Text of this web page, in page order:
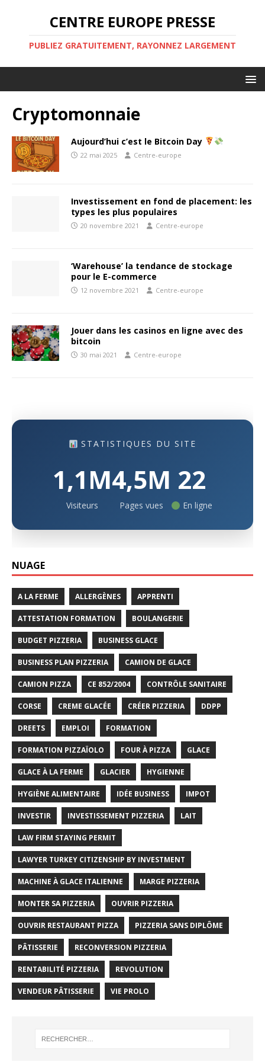
CENTRE EUROPE PRESSE
PUBLIEZ GRATUITEMENT, RAYONNEZ LARGEMENT
Cryptomonnaie
Aujourd’hui c’est le Bitcoin Day
22 mai 2025 Centre-europe
Investissement en fond de placement: les
types les plus populaires
20 novembre 2021 Centre-europe
‘Warehouse’ la tendance de stockage
pour le E-commerce
12 novembre 2021 Centre-europe
Jouer dans les casinos en ligne avec des
bitcoin
30 mai 2021 Centre-europe
STATISTIQUES DU SITE
1,1M
Visiteurs
4,5M
Pages vues
22
En ligne
NUAGE
A LA FERME ALLERGÈNES APPRENTI
ATTESTATION FORMATION BOULANGERIE
BUDGET PIZZERIA BUSINESS GLACE
BUSINESS PLAN PIZZERIA CAMION DE GLACE
CAMION PIZZA CE 852/2004 CONTRÔLE SANITAIRE
CORSE CREME GLACÉE CRÉER PIZZERIA DDPP
DREETS EMPLOI FORMATION
FORMATION PIZZAÏOLO FOUR À PIZZA GLACE
GLACE À LA FERME GLACIER HYGIENNE
HYGIÈNE ALIMENTAIRE IDÉE BUSINESS IMPOT
INVESTIR INVESTISSEMENT PIZZERIA LAIT
LAW FIRM STAYING PERMIT
LAWYER TURKEY CITIZENSHIP BY INVESTMENT
MACHINE À GLACE ITALIENNE MARGE PIZZERIA
MONTER SA PIZZERIA OUVRIR PIZZERIA
OUVRIR RESTAURANT PIZZA PIZZERIA SANS DIPLÔME
PÂTISSERIE RECONVERSION PIZZERIA
RENTABILITÉ PIZZERIA REVOLUTION
VENDEUR PÂTISSERIE VIE PROLO